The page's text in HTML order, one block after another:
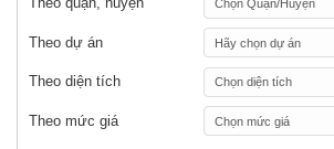
Theo dự án
Theo diện tích
Theo mức giá